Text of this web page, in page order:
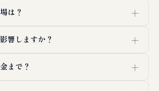
は？ ＋
響しますか？ ＋
まで？ ＋